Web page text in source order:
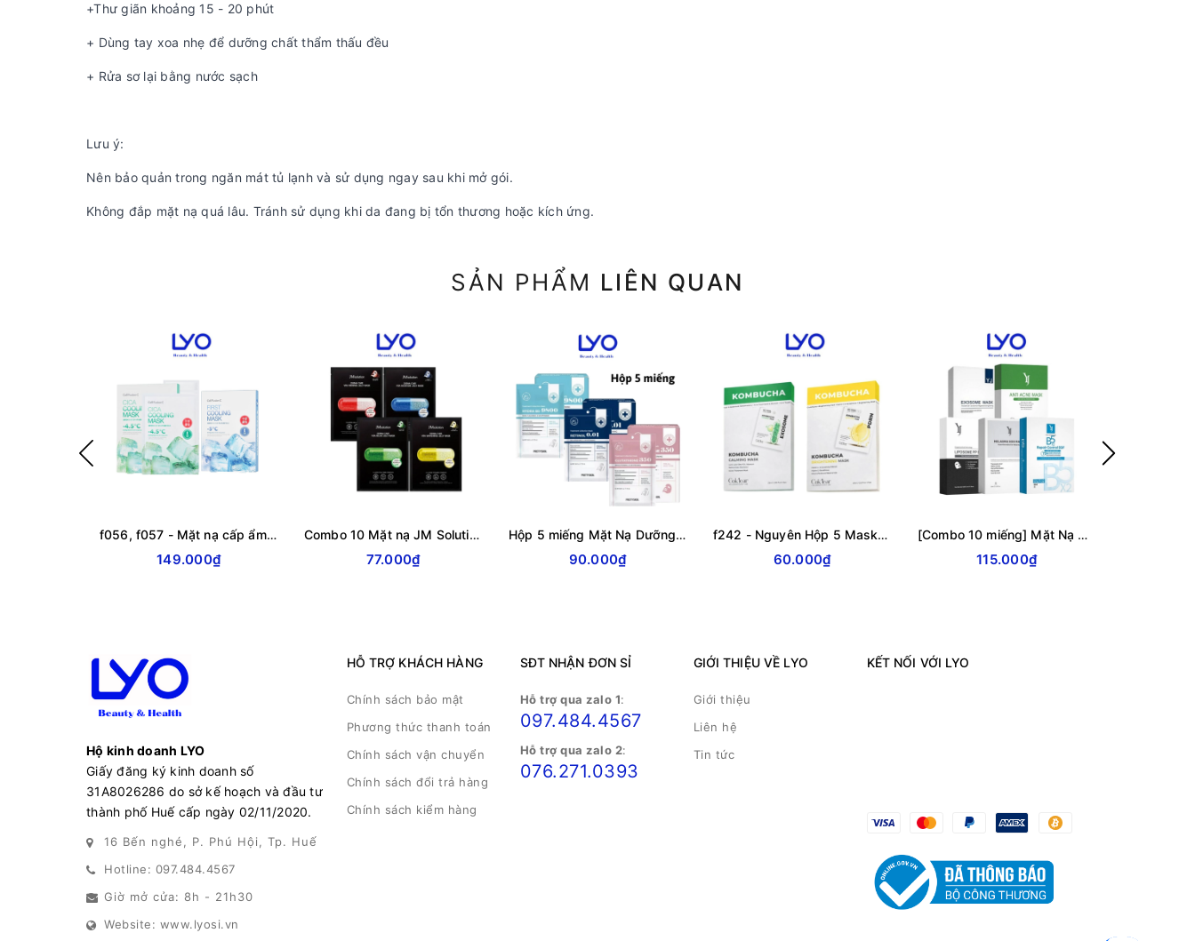
+Thư giãn khoảng 15 - 20 phút
+ Dùng tay xoa nhẹ để dưỡng chất thẩm thấu đều
+ Rửa sơ lại bằng nước sạch
Lưu ý:
Nên bảo quản trong ngăn mát tủ lạnh và sử dụng ngay sau khi mở gói.
Không đắp mặt nạ quá lâu. Tránh sử dụng khi da đang bị tổn thương hoặc kích ứng.
SẢN PHẨM LIÊN QUAN
f056, f057 - Mặt nạ cấp ẩm dịu da làm lạnh -5 độ First Cooling Mask, Mặt nạ rau má giảm mụn làm lạnh Cica Cooling Mask - Combo 5 miếng
149.000₫
Combo 10 Mặt nạ JM Solution Mask Dưỡng Trắng Căng Bóng Da (Đủ các màu)
77.000₫
Hộp 5 miếng Mặt Nạ Dưỡng Trắng Phục Hồi Da b5 glutathione retinol prettyskin pretty skin Treatment Mask 25ml
90.000₫
f242 - Nguyên Hộp 5 Mask Cok'lear PDRN Kombucha Brightening/ Exosome Kombucha Calming Mask (5 miếng) LYO
60.000₫
[Combo 10 miếng] Mặt Nạ YUEJIN Hàn Quốc giúp phục hồi da, làm sáng da, ngăn lão hóa 25ml LYO - Hộp 10 miếng
115.000₫
Hộ kinh doanh LYO
Giấy đăng ký kinh doanh số
31A8026286 do sở kế hoạch và đầu tư
thành phố Huế cấp ngày 02/11/2020.
16 Bến nghé, P. Phú Hội, Tp. Huế
Hotline: 097.484.4567
Giờ mở cửa: 8h - 21h30
Website: www.lyosi.vn
HỖ TRỢ KHÁCH HÀNG
Chính sách bảo mật
Phương thức thanh toán
Chính sách vận chuyển
Chính sách đổi trả hàng
Chính sách kiểm hàng
SĐT NHẬN ĐƠN SỈ
Hỗ trợ qua zalo 1:
097.484.4567
Hỗ trợ qua zalo 2:
076.271.0393
GIỚI THIỆU VỀ LYO
Giới thiệu
Liên hệ
Tin tức
KẾT NỐI VỚI LYO